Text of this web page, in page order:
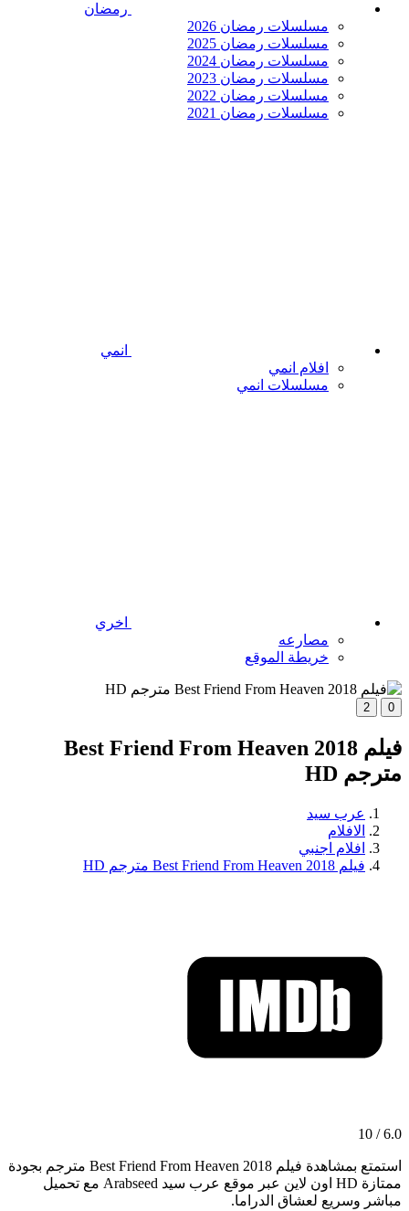
رمضان
مسلسلات رمضان 2026
مسلسلات رمضان 2025
مسلسلات رمضان 2024
مسلسلات رمضان 2023
مسلسلات رمضان 2022
مسلسلات رمضان 2021
انمي
افلام انمي
مسلسلات انمي
اخري
مصارعه
خريطة الموقع
0
2
فيلم Best Friend From Heaven 2018
مترجم HD
عرب سيد
الافلام
افلام اجنبي
فيلم Best Friend From Heaven 2018 مترجم HD
6.0 / 10
استمتع بمشاهدة فيلم Best Friend From Heaven 2018 مترجم بجودة
ممتازة HD اون لاين عبر موقع عرب سيد Arabseed مع تحميل
مباشر وسريع لعشاق الدراما.